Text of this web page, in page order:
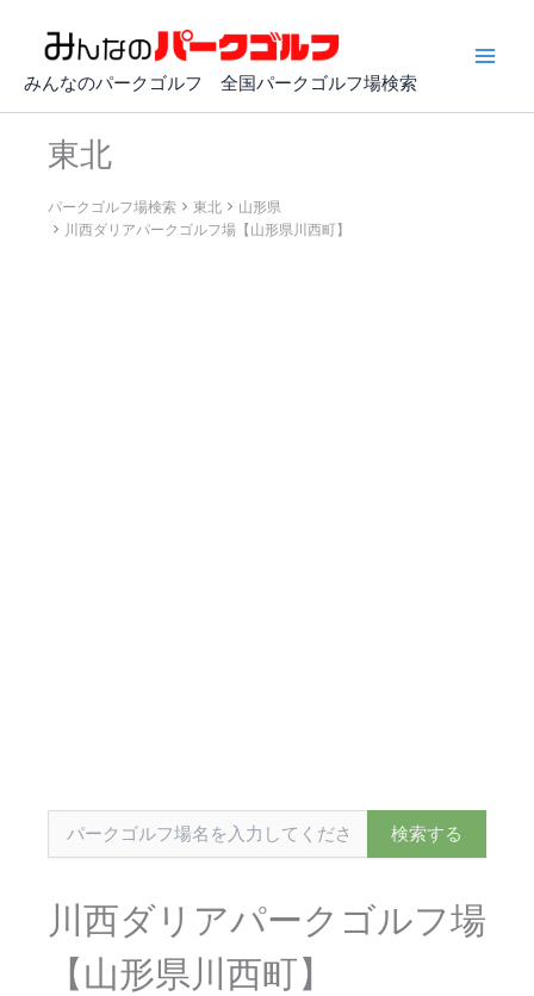
みんなのパークゴルフ 全国パークゴルフ場検索
東北
パークゴルフ場検索 東北
山形県
川西ダリアパークゴルフ場【山形県川西町】
川西ダリアパークゴルフ場
【山形県川西町】